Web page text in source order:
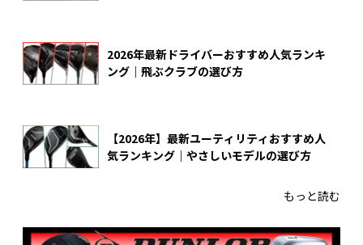
2026年最新ドライバーおすすめ人気ランキ
ング｜飛ぶクラブの選び方
【2026年】最新ユーティリティおすすめ人
気ランキング｜やさしいモデルの選び方
もっと読む